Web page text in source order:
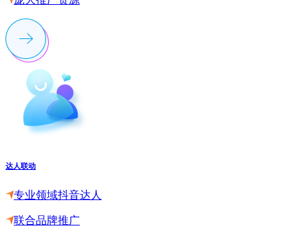
达人联动
专业领域抖音达人
联合品牌推广